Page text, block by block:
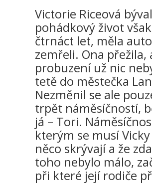
Victorie Riceová
pohádkový život
čtrnáct let, měla
zemřeli. Ona
probuzení už nic
tetě do městečka
Nezměnil se ale
trpět náměsíčností,
já – Tori.
kterým se musí
něco skrývají a že
toho nebylo málo,
při které její rodiče